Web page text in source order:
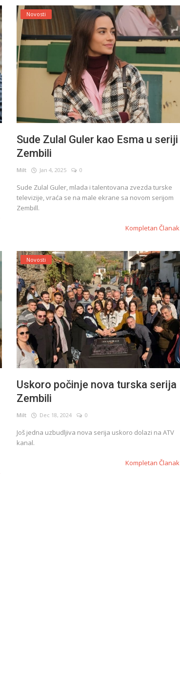
Novosti
Sude Zulal Guler kao Esma u seriji
Zembili
Milt Jan 4, 2025 0
Sude Zulal Guler, mlada i talentovana zvezda turske
televizije, vraća se na male ekrane sa novom serijom
Zembill.
Kompletan Članak
Novosti
Uskoro počinje nova turska serija
Zembili
Milt Dec 18, 2024 0
Još jedna uzbudljiva nova serija uskoro dolazi na ATV
kanal.
Kompletan Članak